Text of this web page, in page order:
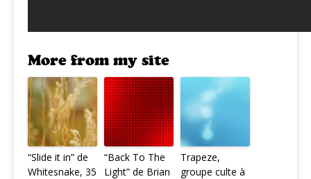
More from my site
“Slide it in” de
Whitesnake, 35
“Back To The
Light” de Brian
Trapeze,
groupe culte à